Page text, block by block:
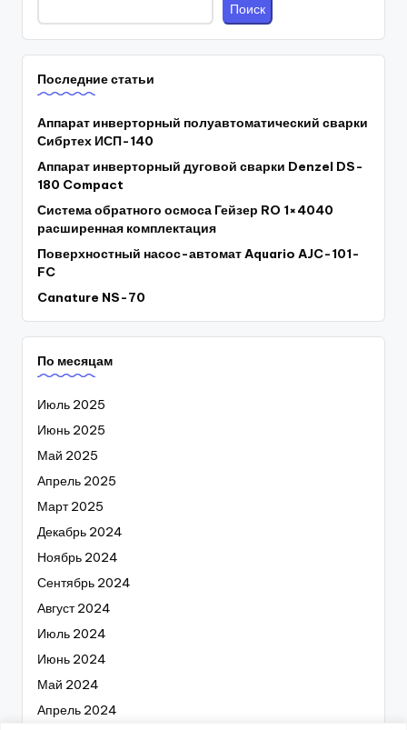
Поиск
Последние статьи
Аппарат инверторный полуавтоматический сварки
Сибртех ИСП-140
Аппарат инверторный дуговой сварки Denzel DS-
180 Compact
Система обратного осмоса Гейзер RO 1×4040
расширенная комплектация
Поверхностный насос-автомат Aquario AJC-101-
FC
Canature NS-70
По месяцам
Июль 2025
Июнь 2025
Май 2025
Апрель 2025
Март 2025
Декабрь 2024
Ноябрь 2024
Сентябрь 2024
Август 2024
Июль 2024
Июнь 2024
Май 2024
Апрель 2024